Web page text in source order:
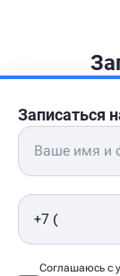
Записаться
Соглашаюсь с